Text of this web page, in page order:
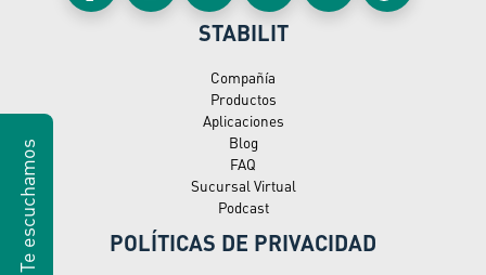
Te escuchamos
STABILIT
Compañía
Productos
Aplicaciones
Blog
FAQ
Sucursal Virtual
Podcast
POLÍTICAS DE PRIVACIDAD